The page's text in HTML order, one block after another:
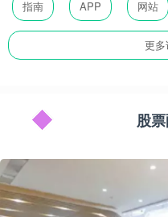
指南 APP 网站
更
股